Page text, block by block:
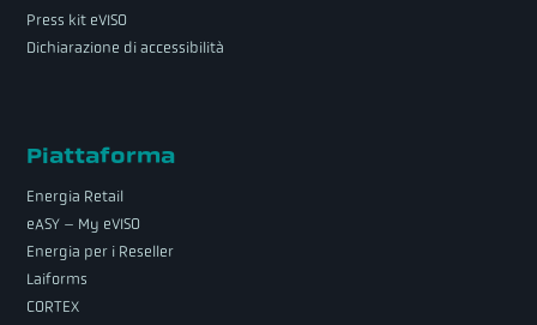
Press kit eVISO
Dichiarazione di accessibilità
Piattaforma
Energia Retail
eASY – My eVISO
Energia per i Reseller
Laiforms
CORTEX